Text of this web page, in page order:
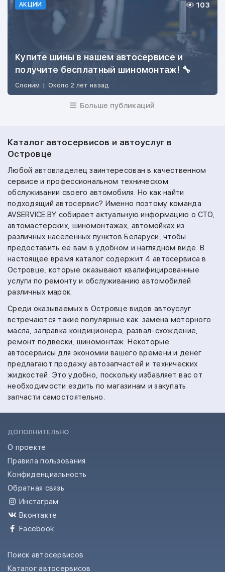
АКЦИИ
Купите шины в нашем автосервисе и
получите бесплатный шиномонтаж! 🔧
Слоним | Около 2 лет назад
103
Больше публикаций
Каталог автосервисов и автоуслуг в
Островце
Любой автовладелец заинтересован в качественном
сервисе и профессиональном техническом
обслуживании своего автомобиля. Но как найти
подходящий автосервис? Именно поэтому команда
AVSERVICE.BY собирает актуальную информацию о СТО,
автомастерских, шиномонтажах, автомойках из
различных населенных пунктов Беларуси, чтобы
предоставить ее вам в удобном и наглядном виде. В
настоящее время каталог содержит 4 автосервиса в
Островце, которые оказывают квалифицированные
услуги по ремонту и обслуживанию автомобилей
различных марок.
Среди оказываемых в Островце видов автоуслуг
встречаются такие популярные как: замена моторного
масла, заправка кондиционера, развал-схождение,
ремонт подвески, шиномонтаж. Некоторые
автосервисы для экономии вашего времени и денег
предлагают продажу автозапчастей и технических
жидкостей. Это удобно, поскольку избавляет вас от
необходимости ездить по магазинам и закупать
запчасти самостоятельно.
ДОПОЛНИТЕЛЬНО
О проекте
Правила пользования
Конфиденциальность
Обратная связь
Инстаграм
Вконтакте
Facebook
Поиск автосервисов
Каталог автосервисов